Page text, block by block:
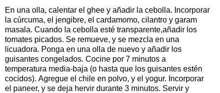
En una olla, calentar el ghee y añadir la cebolla. Incorporar
la cúrcuma, el jengibre, el cardamomo, cilantro y garam
masala. Cuando la cebolla esté transparente,añadir los
tomates picados. Se remueve, y se mezcla en una
licuadora. Ponga en una olla de nuevo y añadir los
guisantes congelados. Cocine por 7 minutos a
temperatura media-baja (o hasta que los guisantes estén
cocidos). Agregue el chile en polvo, y el yogur. Incorporar
el paneer, y se deja hervir durante 3 minutos. Servir y